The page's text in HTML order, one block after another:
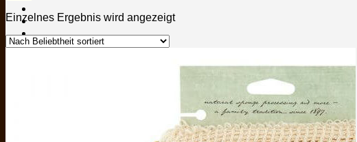
Einzelnes Ergebnis wird angezeigt